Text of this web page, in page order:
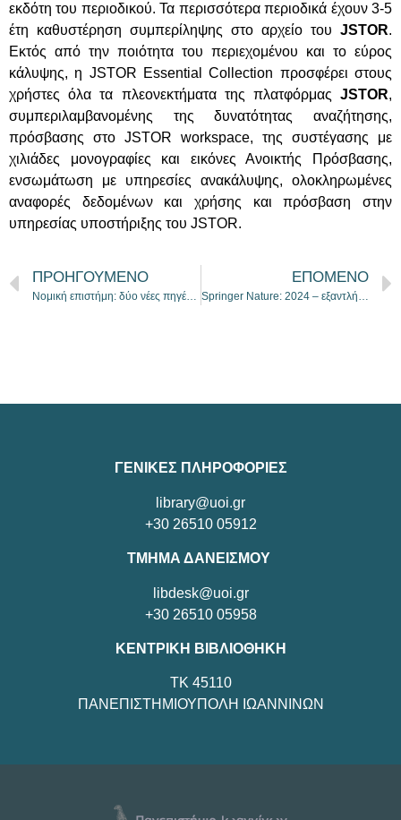
εκδότη του περιοδικού. Τα περισσότερα περιοδικά έχουν 3-5
έτη καθυστέρηση συμπερίληψης στο αρχείο του JSTOR.
Εκτός από την ποιότητα του περιεχομένου και το εύρος
κάλυψης, η JSTOR Essential Collection προσφέρει στους
χρήστες όλα τα πλεονεκτήματα της πλατφόρμας JSTOR,
συμπεριλαμβανομένης της δυνατότητας αναζήτησης,
πρόσβασης στο JSTOR workspace, της συστέγασης με
χιλιάδες μονογραφίες και εικόνες Ανοικτής Πρόσβασης,
ενσωμάτωση με υπηρεσίες ανακάλυψης, ολοκληρωμένες
αναφορές δεδομένων και χρήσης και πρόσβαση στην
υπηρεσίας υποστήριξης του JSTOR.
ΠΡΟΗΓΟΥΜΕΝΟ
Νομική επιστήμη: δύο νέες πηγές από τον ΣΕΑΒ!
ΕΠΟΜΕΝΟ
Springer Nature: 2024 – εξαντλήθηκε ο αριθμός των δημοσιεύσεων ανοικτής πρόσβασης (ΣΕΑΒ)
ΓΕΝΙΚΕΣ ΠΛΗΡΟΦΟΡΙΕΣ
library@uoi.gr
+30 26510 05912
ΤΜΗΜΑ ΔΑΝΕΙΣΜΟΥ
libdesk@uoi.gr
+30 26510 05958
ΚΕΝΤΡΙΚΗ ΒΙΒΛΙΟΘΗΚΗ
TK 45110
ΠΑΝΕΠΙΣΤΗΜΙΟΥΠΟΛΗ ΙΩΑΝΝΙΝΩΝ